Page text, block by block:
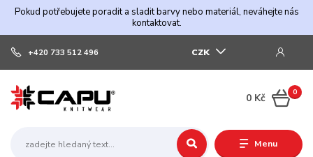
Pokud potřebujete poradit a sladit barvy nebo materiál, neváhejte nás
kontaktovat.
Menu
CZK
+420 733 512 496
0
0 Kč